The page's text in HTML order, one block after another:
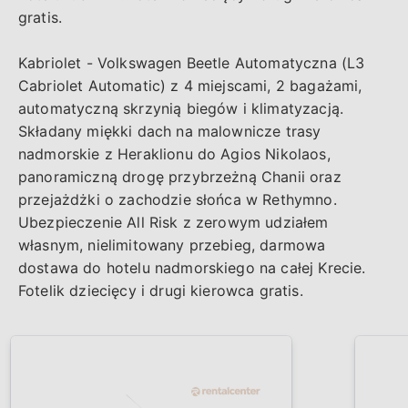
gratis.
Kabriolet - Volkswagen Beetle Automatyczna (L3
Cabriolet Automatic) z 4 miejscami, 2 bagażami,
automatyczną skrzynią biegów i klimatyzacją.
Składany miękki dach na malownicze trasy
nadmorskie z Heraklionu do Agios Nikolaos,
panoramiczną drogę przybrzeżną Chanii oraz
przejażdżki o zachodzie słońca w Rethymno.
Ubezpieczenie All Risk z zerowym udziałem
własnym, nielimitowany przebieg, darmowa
dostawa do hotelu nadmorskiego na całej Krecie.
Fotelik dziecięcy i drugi kierowca gratis.